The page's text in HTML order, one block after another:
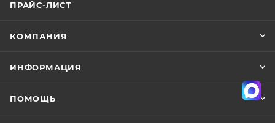
ПРАЙС-ЛИСТ
КОМПАНИЯ
ИНФОРМАЦИЯ
ПОМОЩЬ